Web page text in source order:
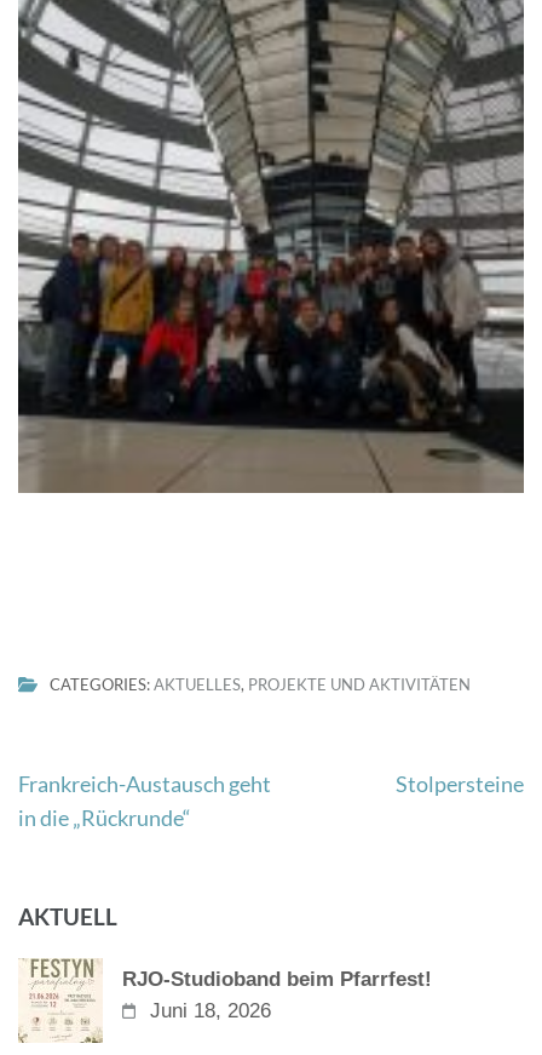
CATEGORIES:AKTUELLES, PROJEKTE UND AKTIVITÄTEN
Beitragsnavigation
Frankreich-Austausch geht
in die „Rückrunde“
Stolpersteine
AKTUELL
RJO-Studioband beim Pfarrfest!
Juni 18, 2026